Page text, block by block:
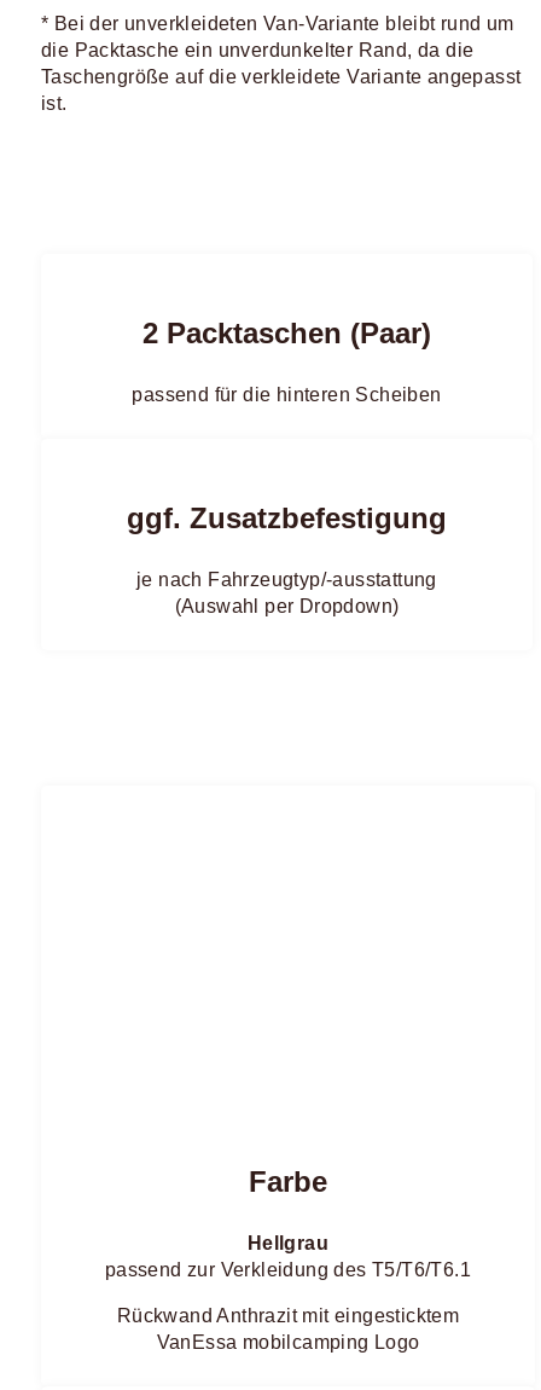
* Bei der unverkleideten Van-Variante bleibt rund um
die Packtasche ein unverdunkelter Rand, da die
Taschengröße auf die verkleidete Variante angepasst
ist.
2 Packtaschen (Paar)
passend für die hinteren Scheiben
ggf. Zusatzbefestigung
je nach Fahrzeugtyp/-ausstattung
(Auswahl per Dropdown)
Farbe
Hellgrau
passend zur Verkleidung des T5/T6/T6.1
Rückwand Anthrazit mit eingesticktem
VanEssa mobilcamping Logo